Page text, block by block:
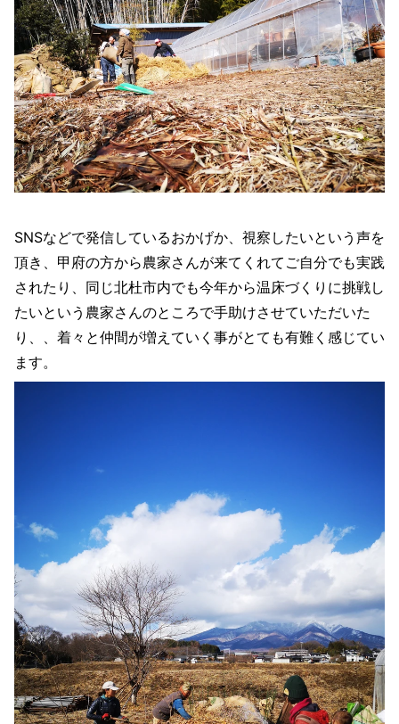
SNSなどで発信しているおかげか、視察したいという声を
頂き、甲府の方から農家さんが来てくれてご自分でも実践
されたり、同じ北杜市内でも今年から温床づくりに挑戦し
たいという農家さんのところで手助けさせていただいた
り、、着々と仲間が増えていく事がとても有難く感じてい
ます。